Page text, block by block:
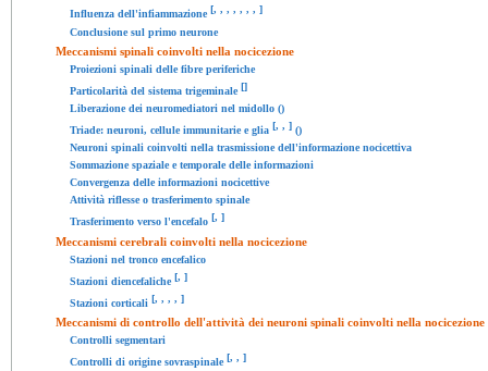
Influenza dell'infiammazione[, , , , , , , ]
Conclusione sul primo neurone
Meccanismi spinali coinvolti nella nocicezione
Proiezioni spinali delle fibre periferiche
Particolarità del sistema trigeminale[]
Liberazione dei neuromediatori nel midollo ()
Triade: neuroni, cellule immunitarie e glia [, , ] ()
Neuroni spinali coinvolti nella trasmissione dell'informazione nocicettiva
Sommazione spaziale e temporale delle informazioni
Convergenza delle informazioni nocicettive
Attività riflesse o trasferimento spinale
Trasferimento verso l'encefalo [, ]
Meccanismi cerebrali coinvolti nella nocicezione
Stazioni nel tronco encefalico
Stazioni diencefaliche[, ]
Stazioni corticali [, , , , ]
Meccanismi di controllo dell'attività dei neuroni spinali coinvolti nella nocicezione
Controlli segmentari
Controlli di origine sovraspinale[, , ]